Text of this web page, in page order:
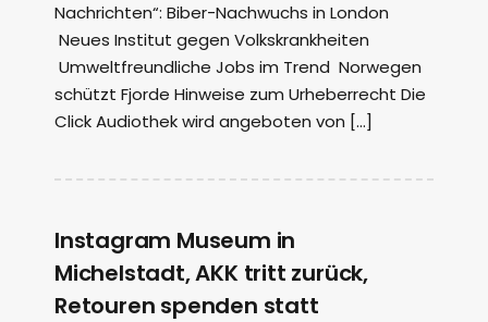
Nachrichten“: Biber-Nachwuchs in London
Neues Institut gegen Volkskrankheiten
Umweltfreundliche Jobs im Trend Norwegen
schützt Fjorde Hinweise zum Urheberrecht Die
Click Audiothek wird angeboten von […]
Instagram Museum in
Michelstadt, AKK tritt zurück,
Retouren spenden statt